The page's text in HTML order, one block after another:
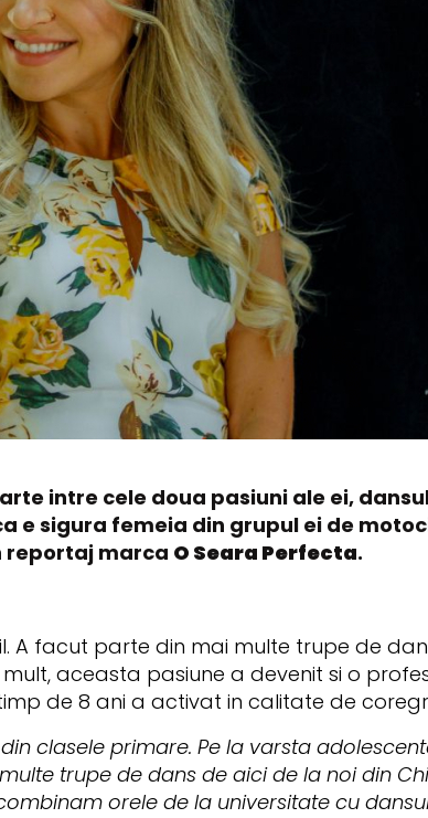
intre cele doua pasiuni ale ei,
e sigura femeia din grupul ei de
reportaj marca O Seara Perfecta.
A facut parte din mai multe trupe de
aceasta pasiune a devenit si o
de 8 ani a activat in calitate de
clasele primare. Pe la varsta
trupe de dans de aici de la noi din
orele de la universitate cu